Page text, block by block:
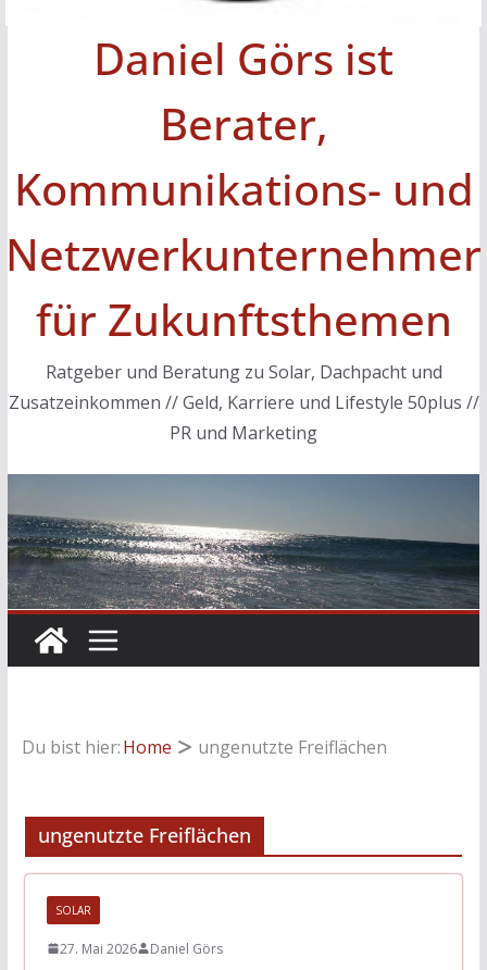
Daniel Görs ist
Berater,
Kommunikations- und
Netzwerkunternehmer
für Zukunftsthemen
Ratgeber und Beratung zu Solar, Dachpacht und
Zusatzeinkommen // Geld, Karriere und Lifestyle 50plus //
PR und Marketing
Du bist hier:Home ungenutzte Freiflächen
ungenutzte Freiflächen
SOLAR
27. Mai 2026 Daniel Görs